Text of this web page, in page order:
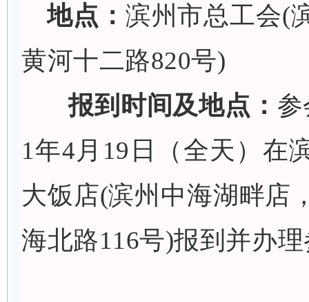
地点： 滨州市总工会(
黄河十二路820号)
报到时间及地点：
1年4月19日（全天）在
大饭店(滨州中海湖畔店
海北路116号)报到并办